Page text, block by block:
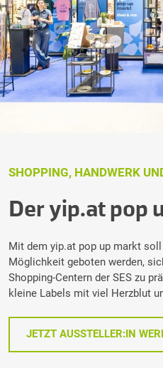
SHOPPING, HANDWERK
Der yip.at pop
Mit dem yip.at pop up markt
Möglichkeit geboten werden,
Shopping-Centern der SES zu
kleine Labels mit viel Herzblut
JETZT AUSSTELLER:IN